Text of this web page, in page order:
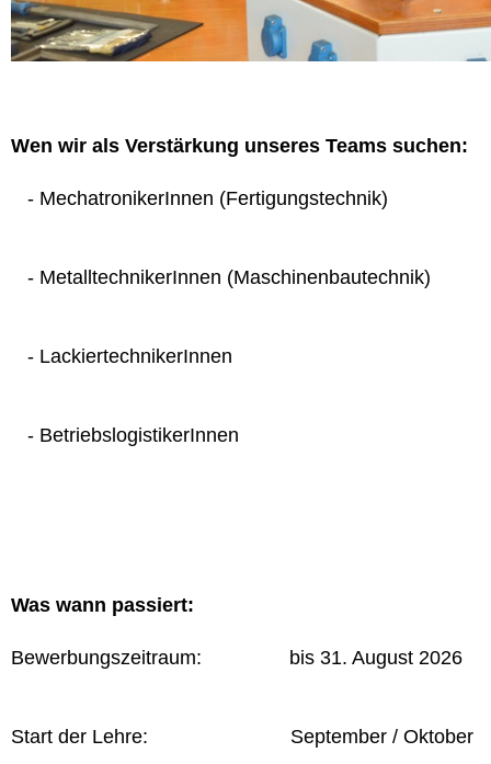
Wen wir als Verstärkung unseres Teams suchen:
- MechatronikerInnen (Fertigungstechnik)
- MetalltechnikerInnen (Maschinenbautechnik)
- LackiertechnikerInnen
- BetriebslogistikerInnen
Was wann passiert:
Bewerbungszeitraum: bis 31. August 2026
Start der Lehre: September / Oktober